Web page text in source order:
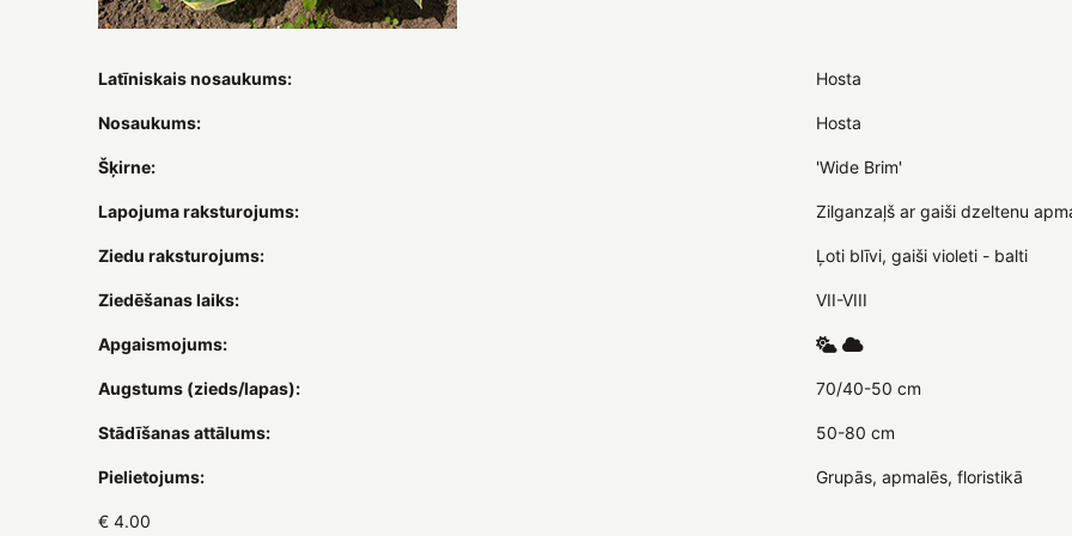
Latīniskais nosaukums: Hosta
Nosaukums: Hosta
Šķirne: 'Wide Brim'
Lapojuma raksturojums: Zilganzaļš ar gaiši dzeltenu
Ziedu raksturojums: Ļoti blīvi, gaiši violeti - balti
Ziedēšanas laiks: VII-VIII
Apgaismojums:
Augstums (zieds/lapas): 70/40-50 cm
Stādīšanas attālums: 50-80 cm
Pielietojums: Grupās, apmalēs, floristikā
€ 4.00